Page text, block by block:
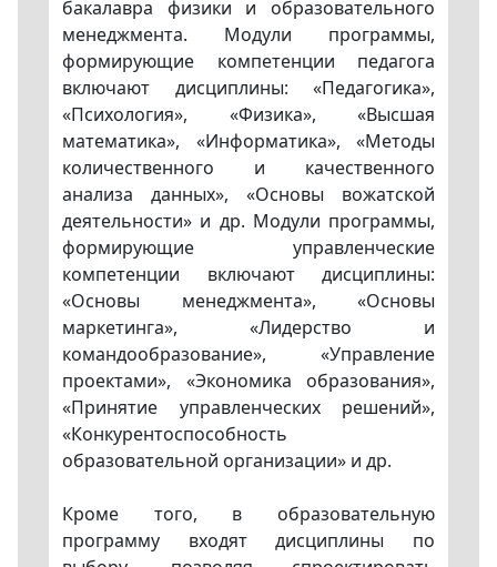
бакалавра физики и образовательного
менеджмента. Модули программы,
формирующие компетенции педагога
включают дисциплины: «Педагогика»,
«Психология», «Физика», «Высшая
математика», «Информатика», «Методы
количественного и качественного
анализа данных», «Основы вожатской
деятельности» и др. Модули программы,
формирующие управленческие
компетенции включают дисциплины:
«Основы менеджмента», «Основы
маркетинга», «Лидерство и
командообразование», «Управление
проектами», «Экономика образования»,
«Принятие управленческих решений»,
«Конкурентоспособность
образовательной организации» и др.
Кроме того, в образовательную
программу входят дисциплины по